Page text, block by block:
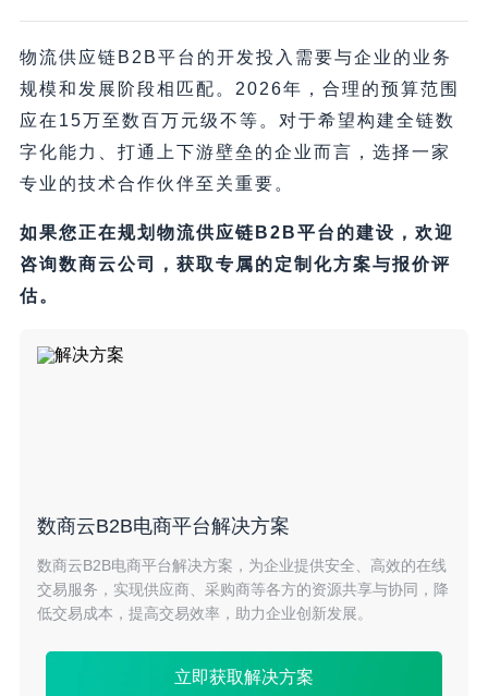
物流供应链B2B平台的开发投入需要与企业的业务
规模和发展阶段相匹配。2026年，合理的预算范围
应在15万至数百万元级不等。对于希望构建全链数
字化能力、打通上下游壁垒的企业而言，选择一家
专业的技术合作伙伴至关重要。
如果您正在规划物流供应链B2B平台的建设，欢迎
咨询数商云公司，获取专属的定制化方案与报价评
估。
数商云B2B电商平台解决方案
数商云B2B电商平台解决方案，为企业提供安全、高效的在线
交易服务，实现供应商、采购商等各方的资源共享与协同，降
低交易成本，提高交易效率，助力企业创新发展。
立即获取解决方案